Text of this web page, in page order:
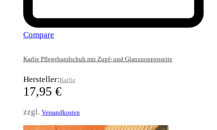
Compare
Karlie Pflegehandschuh mit Zupf- und Glanznoppenseite
Hersteller:Karlie
17,95 €
zzgl. Versandkosten